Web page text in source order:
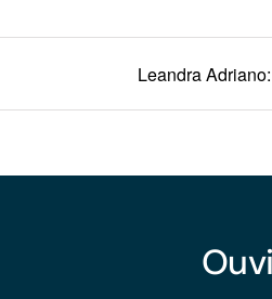
Leandra